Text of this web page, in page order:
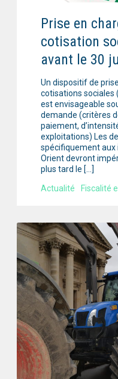
Prise en
cotisation
avant le 30
Un dispositif de
cotisations sociales
est envisageable
demande (critères
paiement,
exploitations) Les
spécifiquement aux
Orient devront
plus tard le […]
Actualité
Fiscalité